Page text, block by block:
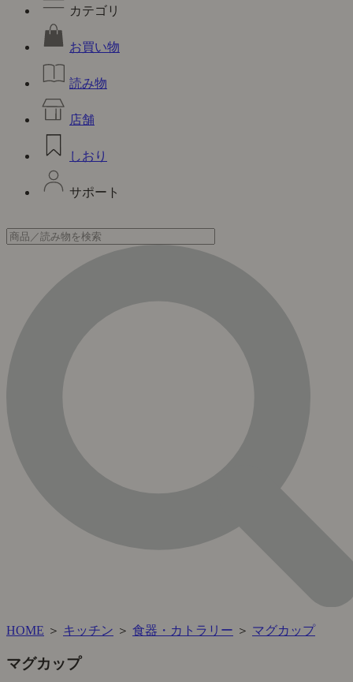
カテゴリ
お買い物
読み物
店舗
しおり
サポート
HOME ＞ キッチン ＞ 食器・カトラリー ＞ マグカップ
マグカップ